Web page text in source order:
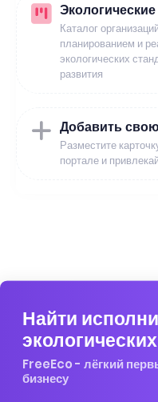
Каталог
планированием и
экологических
развития
Добавить
Разместите
портале и
Найти
FreeEco - лёгкий
бизнесу